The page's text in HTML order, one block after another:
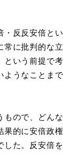
反反安倍と
常に批判的な
いう前提で
うなことまで
ので、どん
的に安倍政
た。反安倍